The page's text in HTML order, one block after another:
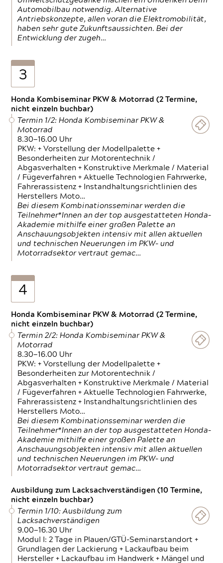
Automobilbau notwendig. Alternative
Antriebskonzepte, allen voran die Elektromobilität,
haben sehr gute Zukunftsaussichten. Bei der
Entwicklung der zugeh…
3
Honda Kombiseminar PKW & Motorrad (2 Termine,
nicht einzeln buchbar)
Termin 1/2: Honda Kombiseminar PKW &
Motorrad
8.30—16.00 Uhr
PKW: + Vorstellung der Modellpalette +
Besonderheiten zur Motorentechnik /
Abgasverhalten + Konstruktive Merkmale / Material
/ Fügeverfahren + Aktuelle Technologien Fahrwerke,
Fahrerassistenz + Instandhaltungsrichtlinien des
Herstellers Moto…
Bei diesem Kombinationsseminar werden die
Teilnehmer*Innen an der top ausgestatteten Honda-
Akademie mithilfe einer großen Palette an
Anschauungsobjekten intensiv mit allen aktuellen
und technischen Neuerungen im PKW- und
Motorradsektor vertraut gemac…
4
Honda Kombiseminar PKW & Motorrad (2 Termine,
nicht einzeln buchbar)
Termin 2/2: Honda Kombiseminar PKW &
Motorrad
8.30—16.00 Uhr
PKW: + Vorstellung der Modellpalette +
Besonderheiten zur Motorentechnik /
Abgasverhalten + Konstruktive Merkmale / Material
/ Fügeverfahren + Aktuelle Technologien Fahrwerke,
Fahrerassistenz + Instandhaltungsrichtlinien des
Herstellers Moto…
Bei diesem Kombinationsseminar werden die
Teilnehmer*Innen an der top ausgestatteten Honda-
Akademie mithilfe einer großen Palette an
Anschauungsobjekten intensiv mit allen aktuellen
und technischen Neuerungen im PKW- und
Motorradsektor vertraut gemac…
Ausbildung zum Lacksachverständigen (10 Termine,
nicht einzeln buchbar)
Termin 1/10: Ausbildung zum
Lacksachverständigen
9.00—16.30 Uhr
Modul I: 2 Tage in Plauen/GTÜ-Seminarstandort +
Grundlagen der Lackierung + Lackaufbau beim
Hersteller + Lackaufbau im Handwerk + Mängel und